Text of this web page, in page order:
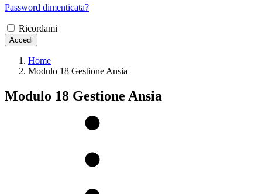
Password dimenticata?
Ricordami
Accedi
Home
Modulo 18 Gestione Ansia
Modulo 18 Gestione Ansia